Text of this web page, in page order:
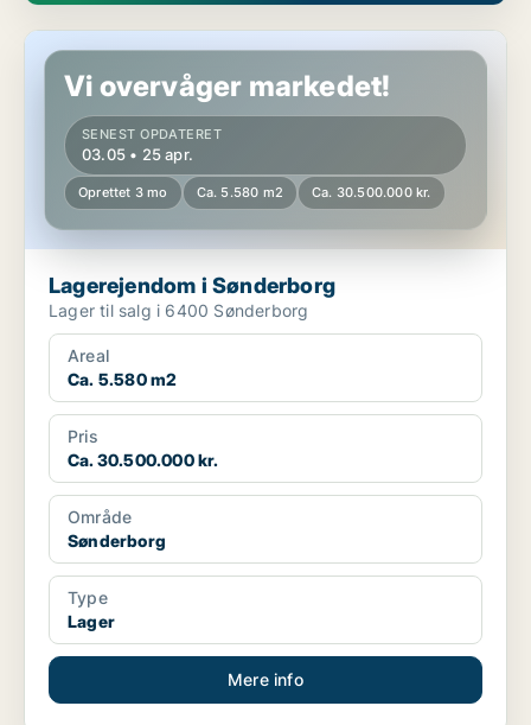
Lagerejendom i Sønderborg
Vi overvåger markedet!
SENEST OPDATERET
03.05 • 25 apr.
Oprettet 3 mo Ca. 5.580 m2 Ca. 30.500.000 kr.
Lagerejendom i Sønderborg
Lager til salg i 6400 Sønderborg
Areal
Ca. 5.580 m2
Pris
Ca. 30.500.000 kr.
Område
Sønderborg
Type
Lager
Mere info